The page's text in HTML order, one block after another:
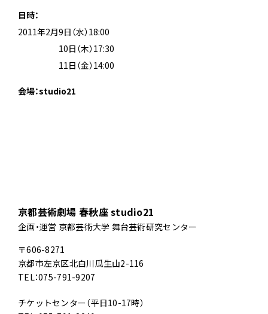
日時：
2011年2月9日（水）18:00
10日（木）17:30
11日（金）14:00
会場：studio21
京都芸術劇場 春秋座 studio21
企画・運営 京都芸術大学 舞台芸術研究センター
〒606-8271
京都市左京区北白川瓜生山2-116
TEL：075-791-9207
チケットセンター（平日10-17時）